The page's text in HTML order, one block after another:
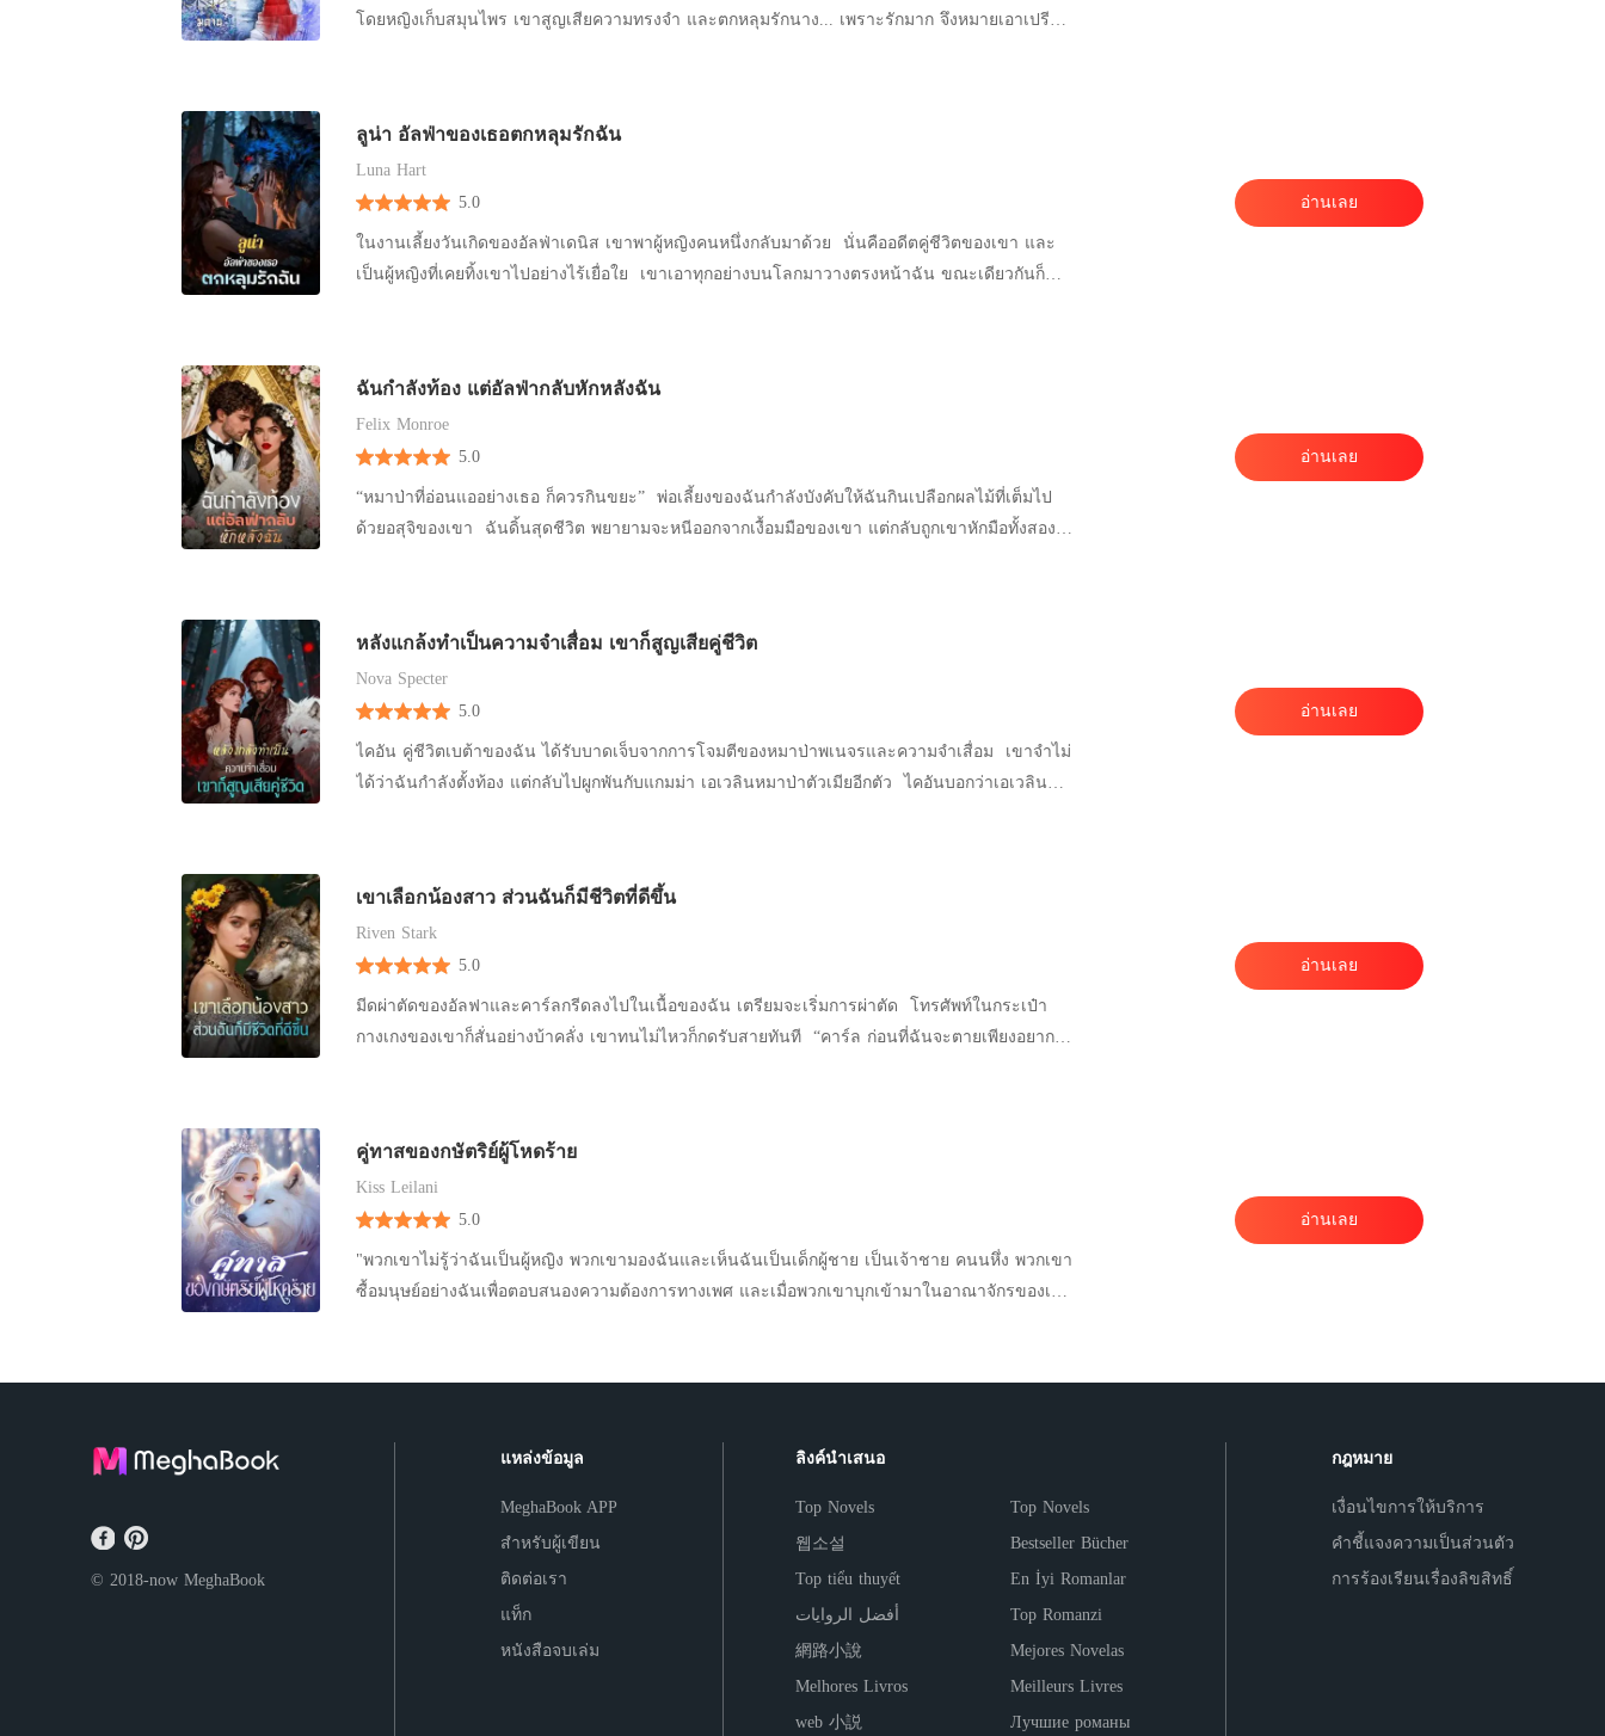
นั้นเธอก็ไม่ได้รังเกียจแต่อย่างใด เลือด! ใช่…เลือด คำๆ นี้ทำให้มาศิตานึกอะไรขึ้นมาได้ เธอคือผู้
แต่เหมือนเชโรมกลับส่ายหน้าปฏิเสธกับแผนนี้ กระทั่งมาศิตาชิงลงมือก่อน เธอกัดริมฝีปากตัวเองสุด
แรงจนเลือดไหล แม้จะเจ็บแต่ก็ยอมทน จากนั้นก็โน้มใบหน้าลงไปจูบเชโรมอีกครั้ง ทันทีที่ได้สัมผัส
เลือดของผู้พิทักษ์ นั่นทำให้เลือดในกายของแวมไพร์หนุ่ม ผู้ที่ไม่เคยลิ้มรสชาติของเลือดใดๆ มาก่อน
จ้องมองความผิดปกติของเชโรมอย่างไม่กะพริบตา เลือดเพียงหนึ่งหยด กลับทำให้นัยน์ตาที่เคยเป็นสี
น้ำตาลอ่อนแปรเปลี่ยนมาเป็นสีแดงเพลิงในทันที ร่างกายที่เคยเจ็บปวดกลับค่อยๆ หาย และรู้สึกถึง
หมายปองตำแหน่งราชาแห่งอัลฟ่าของเขาในไม่ช้า และกฎข้อสำคัญของมนุษย์โลกธรรมดาอย่างปริ๊
ปีขอให้ใช้วิจารณญาณในการอ่านด้วยค่ะ นิยายเรื่องนี้เป็นการแต่งขึ้นโดยได้แรงบันดาลใจจาก
พล็อต Omegaverse ซึ่งเล่ากันว่ามีต้นกำเนิดมาจากการแบ่งชนชั้นของ Werewolf ตัวละคร Omega ที่
ท้องได้ มิใช่ตัวละครที่เป็นมนุษย์โลกแต่เป็นโลกจิตนาการ เพราะฉะนั้นวิธีที่จะอ่านนิยายเรื่องนี้ให้
สนุกที่สุดคืออย่าคิดถึงความเป็นจริง ไม่ว่าจะเรื่องผู้ชายท้องได้หรือการแบ่งชนชั้นของเผ่าไลแคนโทร
ป ติดตามเบื้องหลังการเขียนและข่าวความคืบหน้าของนิยายเรื่องนี้และเรื่องอื่น ๆ ของนักเขียนธีริ
โดยหญิงเก็บสมุนไพร เขาสูญเสียความทรงจำ และตกหลุมรักนาง... เพราะรักมาก จึงหมายเอาเปรียบ
ลูน่า อัลฟ่าของเธอตกหลุมรักฉัน
Luna Hart
5.0
ในงานเลี้ยงวันเกิดของอัลฟ่าเดนิส เขาพาผู้หญิงคนหนึ่งกลับมาด้วย นั่นคืออดีตคู่ชีวิตของเขา และ
เป็นผู้หญิงที่เคยทิ้งเขาไปอย่างไร้เยื่อใย เขาเอาทุกอย่างบนโลกมาวางตรงหน้าฉัน ขณะเดียวกันก็
วีจิเนียหัวเราะเบา ๆ แล้วหันมองฉันที่ยืนอยู่หน้าประตู “ดูอัลฟ่าของเธอร่วมเตียงกับฉันรู้สึกยังไง？ ”
เธอพูดกับฉันอย่างไร้เสียง ยิ่งไปกว่านั้นยังชูนิ้วขึ้นอย่างภาคภูมิใจ บนนิ้วของเธอสวมแหวนแต่งงาน
เหมือนกับฉัน วินาทีนั้น หมาป่าของฉันร้องครวญครางอีกครั้งด้วยความเจ็บปวด และความเจ็บปวด
ก็กระจายไปทั่วร่างกาย “วีจิเนีย เธอกำลังพูดกับใครเหรอ？ ”
อ่านเลย
ฉันกำลังท้อง แต่อัลฟ่ากลับหักหลังฉัน
Felix Monroe
5.0
“หมาป่าที่อ่อนแออย่างเธอ ก็ควรกินขยะ” พ่อเลี้ยงของฉันกำลังบังคับให้ฉันกินเปลือกผลไม้ที่เต็มไป
ด้วยอสุจิของเขา ฉันดิ้นสุดชีวิต พยายามจะหนีออกจากเงื้อมมือของเขา แต่กลับถูกเขาหักมือทั้งสอง
นั้นก็ปล่อยฉันทันที ในแววตาปรากฏความตื่นตระหนกขึ้นเล็กน้อย ฉันใช้โอกาสนี้ดิ้นจนหลุด เดินโซ
ซัดโซเซไปหลบข้างหลังเขาอย่างตัวสั่น “นายทำแบบนี้กับลูกสาวของตัวเองได้ยังไง！ ” อเล็กซาน
เดอร์จ้องมองพ่อเลี้ยงของฉันด้วยความโกรธ พ่อเลี้ยงไม่ตอบ แค่จ้องฉันด้วยความโกรธแวบหนึ่ง จาก
นั้นก็ออกไปจากบ้านทันที ฉันกอดอเล็กซานเดอร์ไว้แน่น เขาตบหลังฉันเบา ๆ ปลอบใจฉันว่า “ไม่
ต้องกลัว เขาจะไม่ทำร้ายเธออีก” ในเวลานั้น ฉันรู้สึกถึงความอบอุ่นที่ไม่เคยสัมผัสมาก่อน ต่อมา ฉัน
ไม่รู้ว่า ฉันได้ป่วยด้วยภาวะพิษจากเงินแล้ว ยังเหลืออีกหกสิบหกวัน ฉันก็จะตาย
อ่านเลย
หลังแกล้งทำเป็นความจำเสื่อม เขาก็สูญเสียคู่ชีวิต
Nova Specter
5.0
ไคอัน คู่ชีวิตเบต้าของฉัน ได้รับบาดเจ็บจากการโจมตีของหมาป่าพเนจรและความจำเสื่อม เขาจำไม่
ได้ว่าฉันกำลังตั้งท้อง แต่กลับไปผูกพันกับแกมม่า เอเวลินหมาป่าตัวเมียอีกตัว ไคอันบอกว่าเอเวลินคือ
เย็นชาว่า “แน่นอนว่าไม่ใช่ ลูกของนายจากไปแล้ว”
อ่านเลย
เขาเลือกน้องสาว ส่วนฉันก็มีชีวิตที่ดีขึ้น
Riven Stark
5.0
มีดผ่าตัดของอัลฟาและคาร์ลกรีดลงไปในเนื้อของฉัน เตรียมจะเริ่มการผ่าตัด โทรศัพท์ในกระเป๋า
กางเกงของเขาก็สั่นอย่างบ้าคลั่ง เขาทนไม่ไหวก็กดรับสายทันที “คาร์ล ก่อนที่ฉันจะตายเพียงอยาก
เหมือนถูกบีบด้วยมือที่มองไม่เห็น เจ็บจนทนไม่ไหว ฉันไม่อาจกลั้นไว้ได้ น้ำตาร่วงไหลออกมา วินาที
ต่อมา มีดผ่าตัดเย็นเฉียบกรีดลงไปในบนผิวหนังของฉันอีกครั้ง อัลฟาอาเธอร์พูดขึ้นด้วยน้ำเสียงเย็น
ชาว่า “เธอร้องไห้อะไร？ มีฉันอยู่ เธอไม่มีวันตาย”
อ่านเลย
คู่ทาสของกษัตริย์ผู้โหดร้าย
Kiss Leilani
5.0
"พวกเขาไม่รู้ว่าฉันเป็นผู้หญิง พวกเขามองฉันและเห็นฉันเป็นเด็กผู้ชาย เป็นเจ้าชาย คนนหึ่ง พวกเขา
ซื้อมนุษย์อย่างฉันเพื่อตอบสนองความต้องการทางเพศ และเมื่อพวกเขาบุกเข้ามาในอาณาจักรของเรา
ป้องกันมากที่สุดในอาณาจักรของพวกเขา แต่เดิมฉันเป็นคนที่ไม่เกี่ยวข้องกับเรื่องนี้ เป็นคนที่พวกเขา
ในดินแดนป่าเถื่อนของพวกเขากลับสนใจใน ""เจ้าชายน้อยผู้น่ารัก"" เราจะเอาชีวิตรอดในอาณาจักร
กลายเป็นทาสแห่งความต้องการทางเพศได้อย่างไร . หมายเหตุของผู้เขียน นี่คือนิยายรักแนวดาร์ก
เนื้อหาสำหรับผู้ใหญ่ เรตติ้งสูง 18+ เตรียมพบกับเนื้อหาที่กระตุ้นอารมณ์และเข้มข้นได้เลย หากคุณ
เป็นนักอ่านตัวยงของแนวนี้ที่กำลังมองหาอะไรที่แตกต่าง พร้อมที่จะอ่านแบบไม่รู้เนื้อรู้ตัวโดยไม่รู้ว่า
จะเจออะไรใหม่ๆ บ้าง แต่ก็อยากรู้เพิ่มเติมอยู่ดีล่ะก็ รีบอ่านเลย! . จากผู้เขียนหนังสือขายดีระดับ
เข้ามาในอาณาจักรของเราเพื่อซื้อพี่สาวของฉัน เพื่อปกป้องเธอ ฉันหมดหนทาง จึงต้องเข้าไปขอร้อง
อ่านเลย
© 2018-nowMeghaBook
แหล่งข้อมูล
MeghaBook APP
สำหรับผู้เขียน
ติดต่อเรา
แท็ก
หนังสือจบเล่ม
ลิงค์นำเสนอ
Top Novels
Top Novels
웹소설
Bestseller Bücher
Top tiểu thuyết
En İyi Romanlar
أفضل الروايات
Top Romanzi
網路小說
Mejores Novelas
Melhores Livros
Meilleurs Livres
web 小説
Лучшие романы
กฎหมาย
เงื่อนไขการให้บริการ
คำชี้แจงความเป็นส่วนตัว
การร้องเรียนเรื่องลิขสิทธิ์